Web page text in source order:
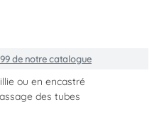
de notre catalogue
ou en encastré
des tubes